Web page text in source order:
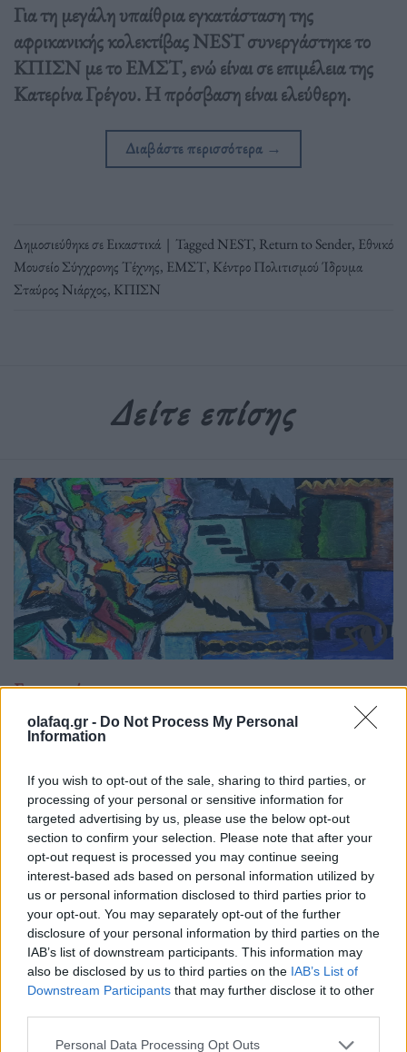
olafaq.gr - Do Not Process My Personal
Information
If you wish to opt-out of the sale, sharing to third parties, or
processing of your personal or sensitive information for
targeted advertising by us, please use the below opt-out
section to confirm your selection. Please note that after your
opt-out request is processed you may continue seeing
interest-based ads based on personal information utilized by
us or personal information disclosed to third parties prior to
your opt-out. You may separately opt-out of the further
disclosure of your personal information by third parties on the
IAB’s list of downstream participants. This information may
also be disclosed by us to third parties on the IAB’s List of
Downstream Participants that may further disclose it to other
Personal Data Processing Opt Outs
Για τη μεγάλη υπαίθρια εγκατάσταση της
αφρικανικής κολεκτίβας NEST συνεργάστηκε το
ΚΠΙΣΝ με το ΕΜΣΤ, ενώ είναι σε επιμέλεια της
Κατερίνα Γρέγου. Η πρόσβαση είναι ελεύθερη.
Διαβάστε περισσότερα →
Δημοσιεύθηκε σεΕικαστικά | TaggedNEST, Return to Sender, Εθνικό
Μουσείο Σύγχρονης Τέχνης, ΕΜΣΤ, Κέντρο Πολιτισμού Ίδρυμα
Σταύρος Νιάρχος, ΚΠΙΣΝ
Δείτε επίσης
Εικαστικά
Οι δίδυμες εικαστικοί Στέλλα και Μαρία
Παπά σε διεθνή τροχιά
17.02.26
Με έργο που στηρίζεται στην αντίθεση και τη συνδημιουργία,
οι Στέλλα και Μαρία Παπά διακρίνονται διεθνώς και
ετοιμάζουν μια πυκνή χρονιά συμμετοχών σε Biennale, Art
Fair και μεγάλους θεσμούς.